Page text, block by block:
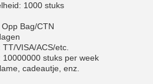
1000 stuks
Bag/CTN
VISA/ACS/etc.
10000000 stuks per week
cadeautje, enz.